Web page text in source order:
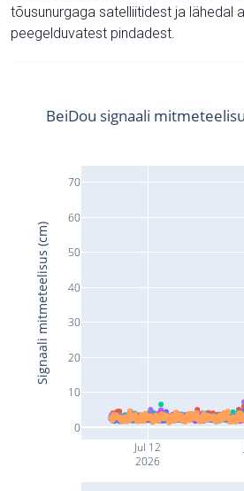
tõusunurgaga satelliitidest ja lähedal
peegelduvatest pindadest.
Jul 12
2026
0
10
20
30
40
50
60
70
BeiDou signaali
Signaali mitmeteelisus (cm)